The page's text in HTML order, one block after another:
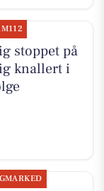
stoppet på
knallert i